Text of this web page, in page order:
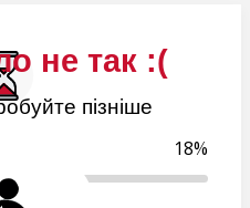
не так :(
пізніше
18%